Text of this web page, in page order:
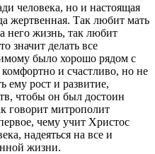
человека, но и настоящая
жертвенная. Так любит мать
него жизнь, так любит
значит делать все
было хорошо рядом с
и счастливо, но не
ему рост и развитие,
чтобы он был достоин
говорит митрополит
чему учит Христос
, надеяться на все и
жизни.